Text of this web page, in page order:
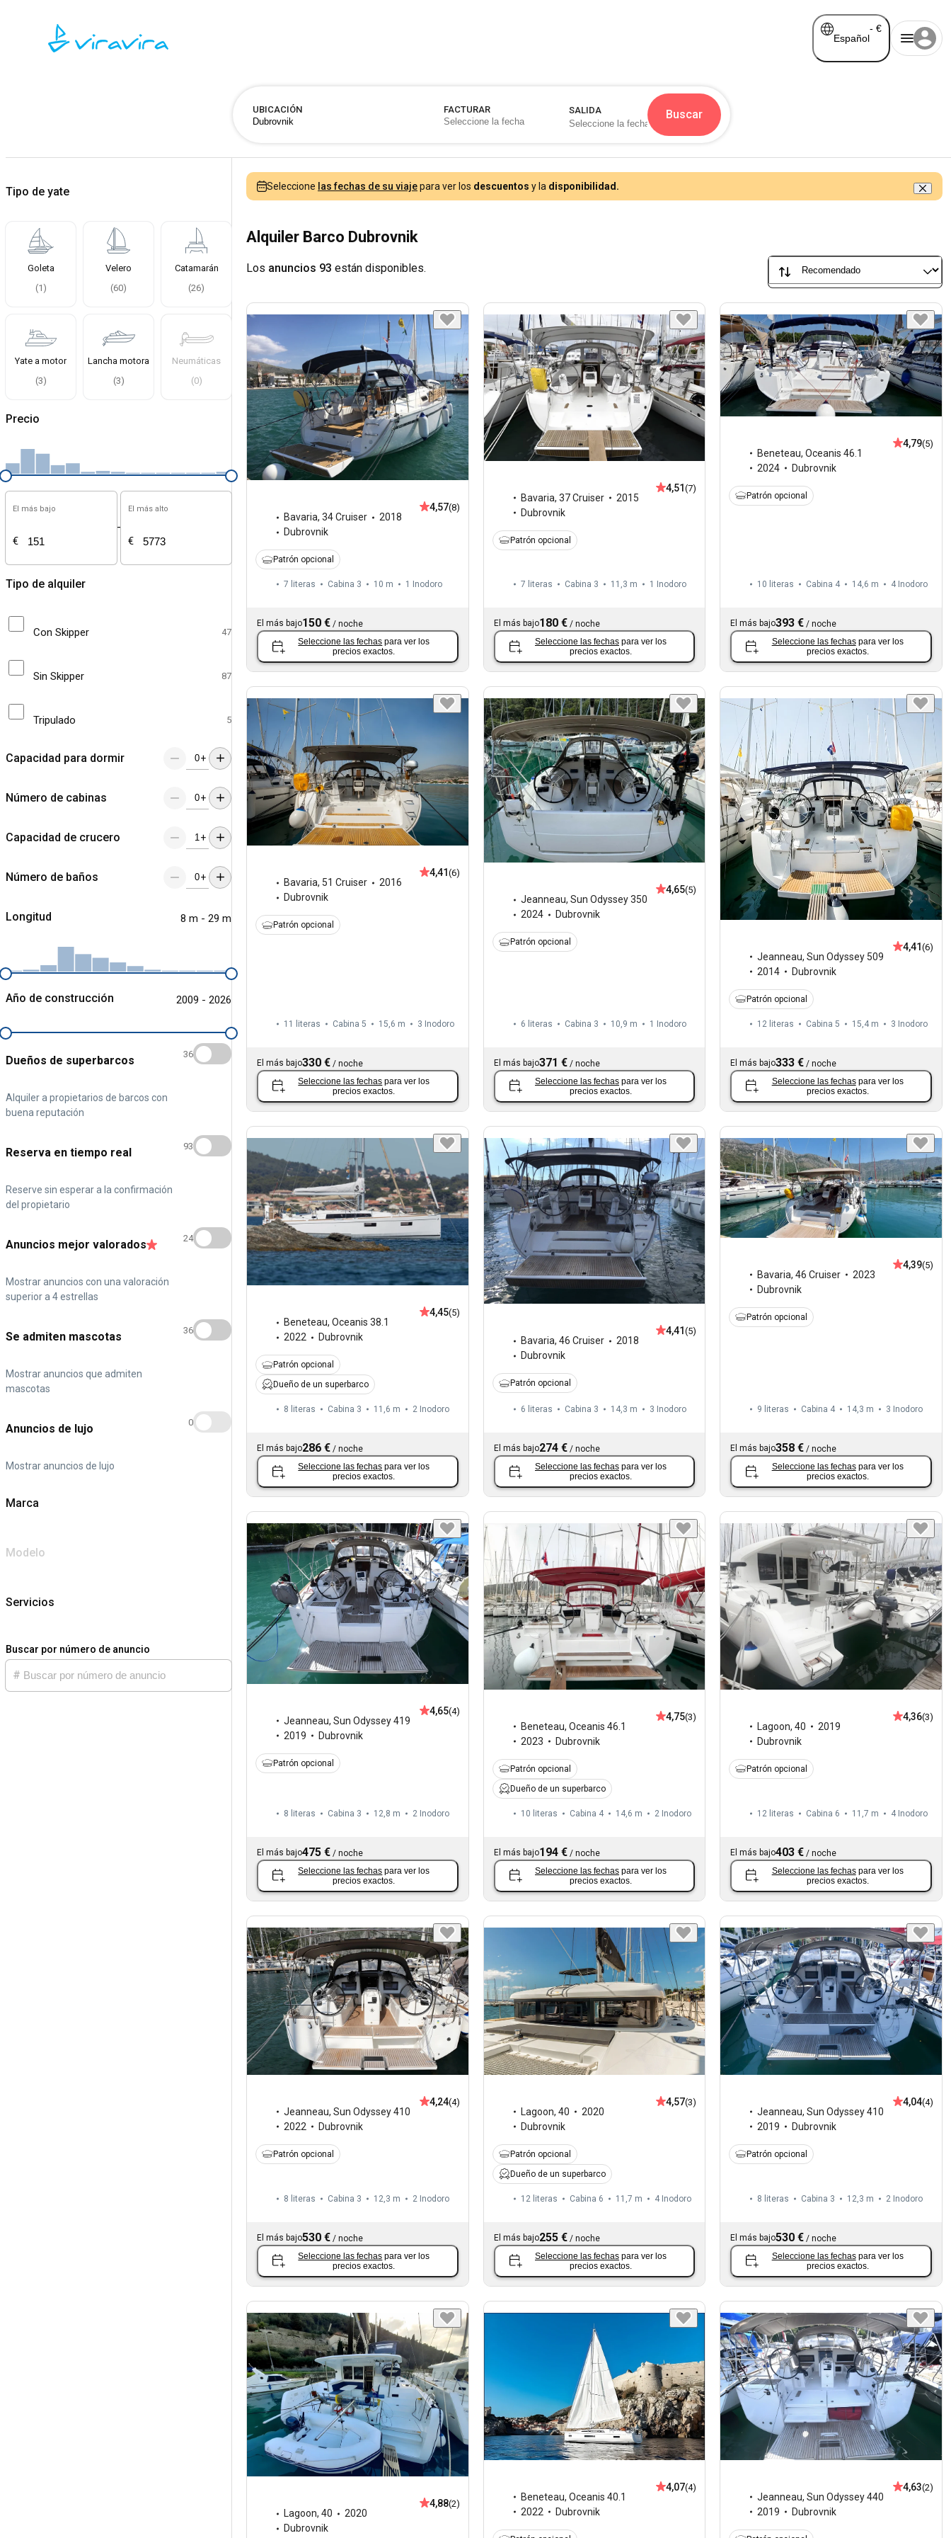
Español
- €
UBICACIÓN FACTURAR SALIDA Buscar
Tipo de yate
Goleta
(1 )
Velero
(60)
Catamarán
(26)
Yate a motor
(3)
Lancha motora
(3)
Neumáticas
(0)
Precio
El más bajo
€
-
El más alto
€
Tipo de alquiler
Con Skipper 47
Sin Skipper 87
Tripulado 5
Capacidad para dormir +
Número de cabinas +
Capacidad de crucero +
Número de baños +
Longitud 8 m - 29 m
Año de construcción 2009 - 2026
Dueños de superbarcos
Alquiler a propietarios de barcos con
buena reputación
36
Reserva en tiempo real
Reserve sin esperar a la confirmación
del propietario
93
Anuncios mejor valorados
Mostrar anuncios con una valoración
superior a 4 estrellas
24
Se admiten mascotas
Mostrar anuncios que admiten
mascotas
36
Anuncios de lujo
Mostrar anuncios de lujo
0
Marca
Modelo
Servicios
Buscar por número de anuncio
Seleccione las fechas de su viajepara ver los descuentos y la disponibilidad.
Alquiler Barco Dubrovnik
Los anuncios 93 están disponibles.
Bavaria, 34 Cruiser
2018
Dubrovnik
4,57(8)
Patrón opcional
7 literas Cabina 3 10 m 1 Inodoro
El más bajo150 € / noche
Seleccione las fechas para ver los
precios exactos.
Bavaria, 37 Cruiser
2015
Dubrovnik
4,51(7)
Patrón opcional
7 literas Cabina 3 11,3 m 1 Inodoro
El más bajo180 €/ noche
Seleccione las fechas para ver los
precios exactos.
Beneteau,Oceanis 46.1
2024
Dubrovnik
4,79(5)
Patrón opcional
10 literas Cabina 4 14,6 m 4 Inodoro
El más bajo393 € /noche
Seleccione las fechas para ver los
precios exactos.
Bavaria, 51 Cruiser
2016
Dubrovnik
4,41 (6)
Patrón opcional
11 literas Cabina 5 15,6 m 3 Inodoro
El más bajo330 € / noche
Seleccione las fechas para ver los
precios exactos.
Jeanneau, Sun Odyssey 350
2024
Dubrovnik
4,65(5)
Patrón opcional
6 literas Cabina 3 10,9 m 1 Inodoro
El más bajo371 €/ noche
Seleccione las fechas para ver los
precios exactos.
Jeanneau,Sun Odyssey 509
2014
Dubrovnik
4,41 (6)
Patrón opcional
12 literas Cabina 5 15,4 m 3 Inodoro
El más bajo333 € /noche
Seleccione las fechas para ver los
precios exactos.
Beneteau, Oceanis 38.1
2022
Dubrovnik
4,45(5)
Patrón opcional
Dueño de un superbarco
8 literas Cabina 3 11,6 m 2 Inodoro
El más bajo286 € / noche
Seleccione las fechas para ver los
precios exactos.
Bavaria, 46 Cruiser
2018
Dubrovnik
4,41(5)
Patrón opcional
6 literas Cabina 3 14,3 m 3 Inodoro
El más bajo274 €/ noche
Seleccione las fechas para ver los
precios exactos.
Bavaria,46 Cruiser
2023
Dubrovnik
4,39(5)
Patrón opcional
9 literas Cabina 4 14,3 m 3 Inodoro
El más bajo358 € /noche
Seleccione las fechas para ver los
precios exactos.
Jeanneau, Sun Odyssey 419
2019
Dubrovnik
4,65(4)
Patrón opcional
8 literas Cabina 3 12,8 m 2 Inodoro
El más bajo475 € / noche
Seleccione las fechas para ver los
precios exactos.
Beneteau, Oceanis 46.1
2023
Dubrovnik
4,75(3)
Patrón opcional
Dueño de un superbarco
10 literas Cabina 4 14,6 m 2 Inodoro
El más bajo194 €/ noche
Seleccione las fechas para ver los
precios exactos.
Lagoon,40
2019
Dubrovnik
4,36(3)
Patrón opcional
12 literas Cabina 6 11,7 m 4 Inodoro
El más bajo403 € /noche
Seleccione las fechas para ver los
precios exactos.
Jeanneau, Sun Odyssey 410
2022
Dubrovnik
4,24(4)
Patrón opcional
8 literas Cabina 3 12,3 m 2 Inodoro
El más bajo530 € / noche
Seleccione las fechas para ver los
precios exactos.
Lagoon, 40
2020
Dubrovnik
4,57(3)
Patrón opcional
Dueño de un superbarco
12 literas Cabina 6 11,7 m 4 Inodoro
El más bajo255 €/ noche
Seleccione las fechas para ver los
precios exactos.
Jeanneau,Sun Odyssey 410
2019
Dubrovnik
4,04(4)
Patrón opcional
8 literas Cabina 3 12,3 m 2 Inodoro
El más bajo530 € /noche
Seleccione las fechas para ver los
precios exactos.
Lagoon, 40
2020
Dubrovnik
4,88(2)
Beneteau, Oceanis 40.1
2022
Dubrovnik
4,07(4)
Jeanneau,Sun Odyssey 440
2019
Dubrovnik
4,63(2)